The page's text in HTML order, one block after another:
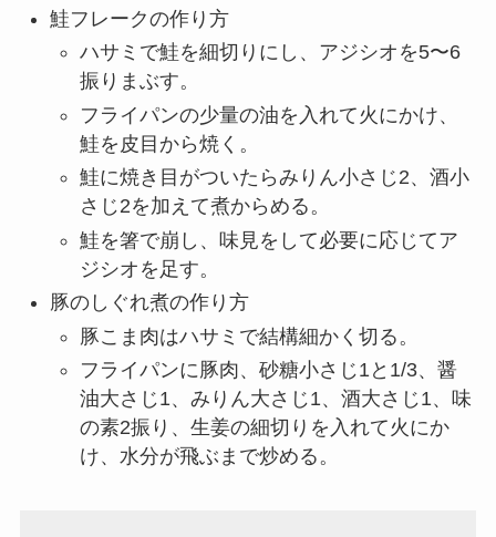
鮭フレークの作り方
ハサミで鮭を細切りにし、アジシオを5〜6
振りまぶす。
フライパンの少量の油を入れて火にかけ、
鮭を皮目から焼く。
鮭に焼き目がついたらみりん小さじ2、酒小
さじ2を加えて煮からめる。
鮭を箸で崩し、味見をして必要に応じてア
ジシオを足す。
豚のしぐれ煮の作り方
豚こま肉はハサミで結構細かく切る。
フライパンに豚肉、砂糖小さじ1と1/3、醤
油大さじ1、みりん大さじ1、酒大さじ1、味
の素2振り、生姜の細切りを入れて火にか
け、水分が飛ぶまで炒める。